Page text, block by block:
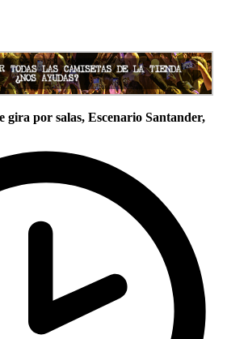
por salas, Escenario Santander,